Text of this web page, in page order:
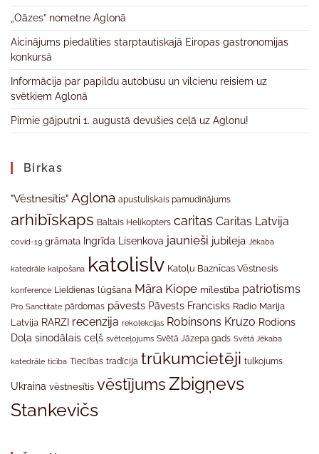
„Oāzes” nometne Aglonā
Aicinājums piedalīties starptautiskajā Eiropas gastronomijas
konkursā
Informācija par papildu autobusu un vilcienu reisiem uz
svētkiem Aglonā
Pirmie gājputni 1. augustā devušies ceļā uz Aglonu!
Birkas
"Vēstnesītis" Aglona apustuliskais pamudinājums
arhibīskaps Baltais Helikopters caritas Caritas Latvija
covid-19 grāmata Ingrīda Lisenkova jaunieši jubileja Jēkaba
katedrāle kalpošana katolislv Katoļu Baznīcas Vēstnesis
konference Lieldienas lūgšana Māra Kiope mīlestība patriotisms
Pro Sanctitate pārdomas pāvests Pāvests Francisks Radio Marija
Latvija RARZI recenzija rekolekcijas Robinsons Kruzo Rodions
Doļa sinodālais ceļš svētceļojums Svētā Jāzepa gads Svētā Jēkaba
katedrāle ticība Tiecības tradīcija trūkumcietēji tulkojums
Ukraina vēstnesītis vēstījumsZbigņevs
Stankevičs